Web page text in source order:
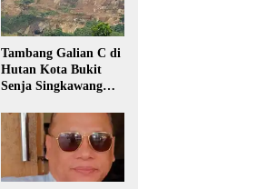
Tambang Galian C di
Hutan Kota Bukit
Senja Singkawang